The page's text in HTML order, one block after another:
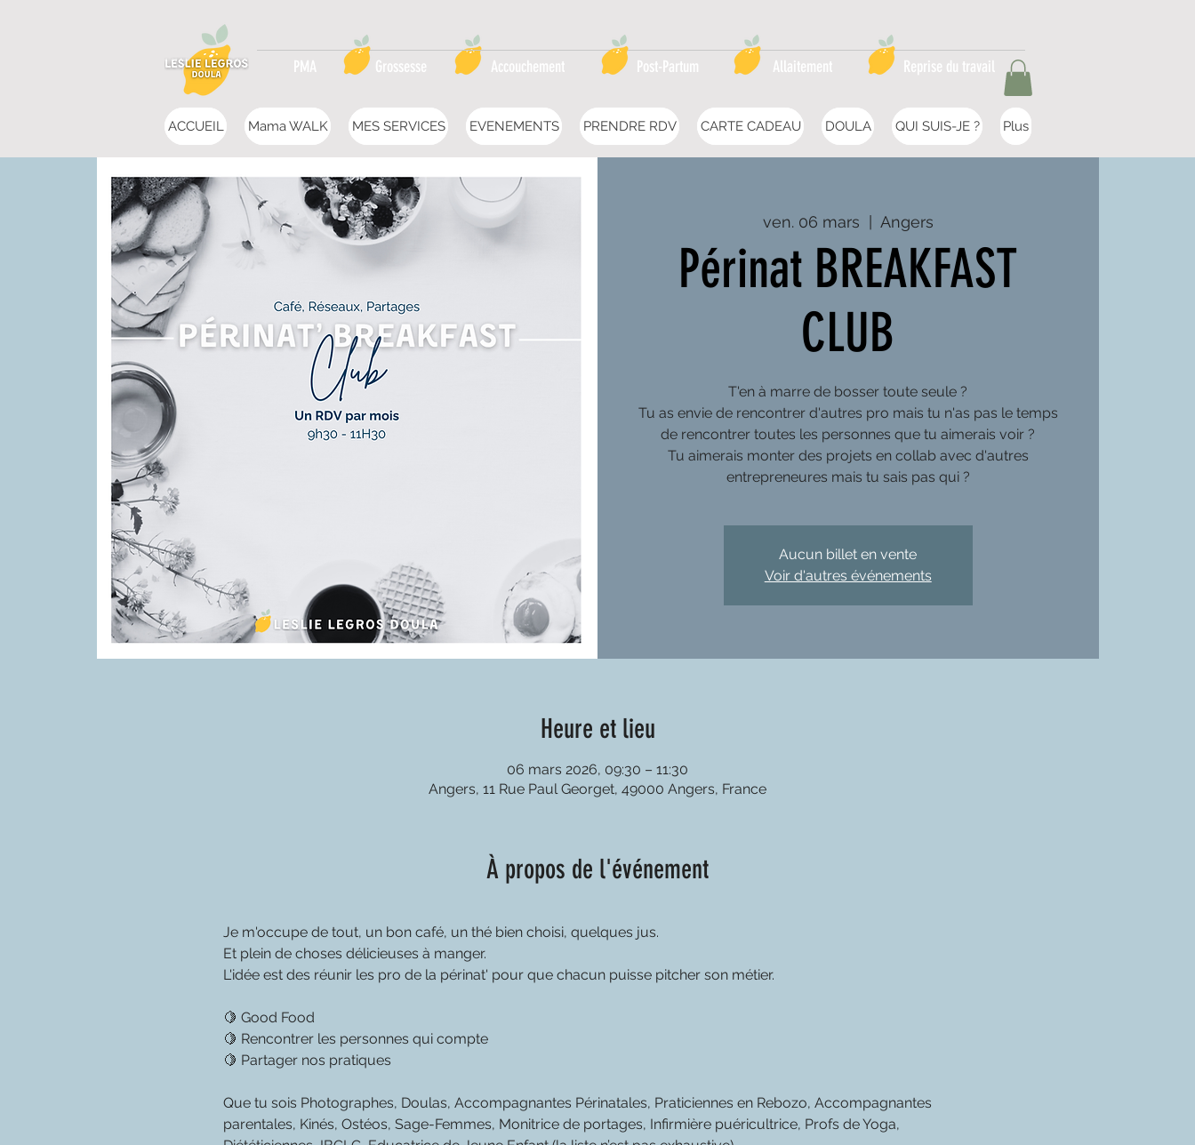
PMA Grossesse Accouchement Post-Partum Reprise du travail
Allaitement
ACCUEIL Mama WALK MES SERVICES EVENEMENTS PRENDRE RDV CARTE CADEAU DOULA QUI SUIS-JE ? Plus
ven. 06 mars
  |
Angers
Périnat BREAKFAST
CLUB
T'en à marre de bosser toute seule ?
Tu as envie de rencontrer d'autres pro mais tu n'as pas le temps
de rencontrer toutes les personnes que tu aimerais voir ?
Tu aimerais monter des projets en collab avec d'autres
Aucun billet en vente
Voir d'autres événements
Heure et lieu
06 mars 2026, 09:30 – 11:30
Angers, 11 Rue Paul Georget, 49000 Angers, France
À propos de l'événement
Je m'occupe de tout, un bon café, un thé bien choisi, quelques jus.
Et plein de choses délicieuses à manger.
L'idée est des réunir les pro de la périnat' pour que chacun puisse pitcher son métier.
🍋 Good Food
🍋 Rencontrer les personnes qui compte
🍋 Partager nos pratiques
Que tu sois Photographes, Doulas, Accompagnantes Périnatales, Praticiennes en Rebozo, Accompagnantes
parentales, Kinés, Ostéos, Sage-Femmes, Monitrice de portages, Infirmière puéricultrice, Profs de Yoga,